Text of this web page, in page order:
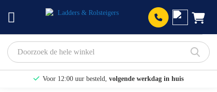
Voor 12:00 uur besteld, volgende werkdag in huis